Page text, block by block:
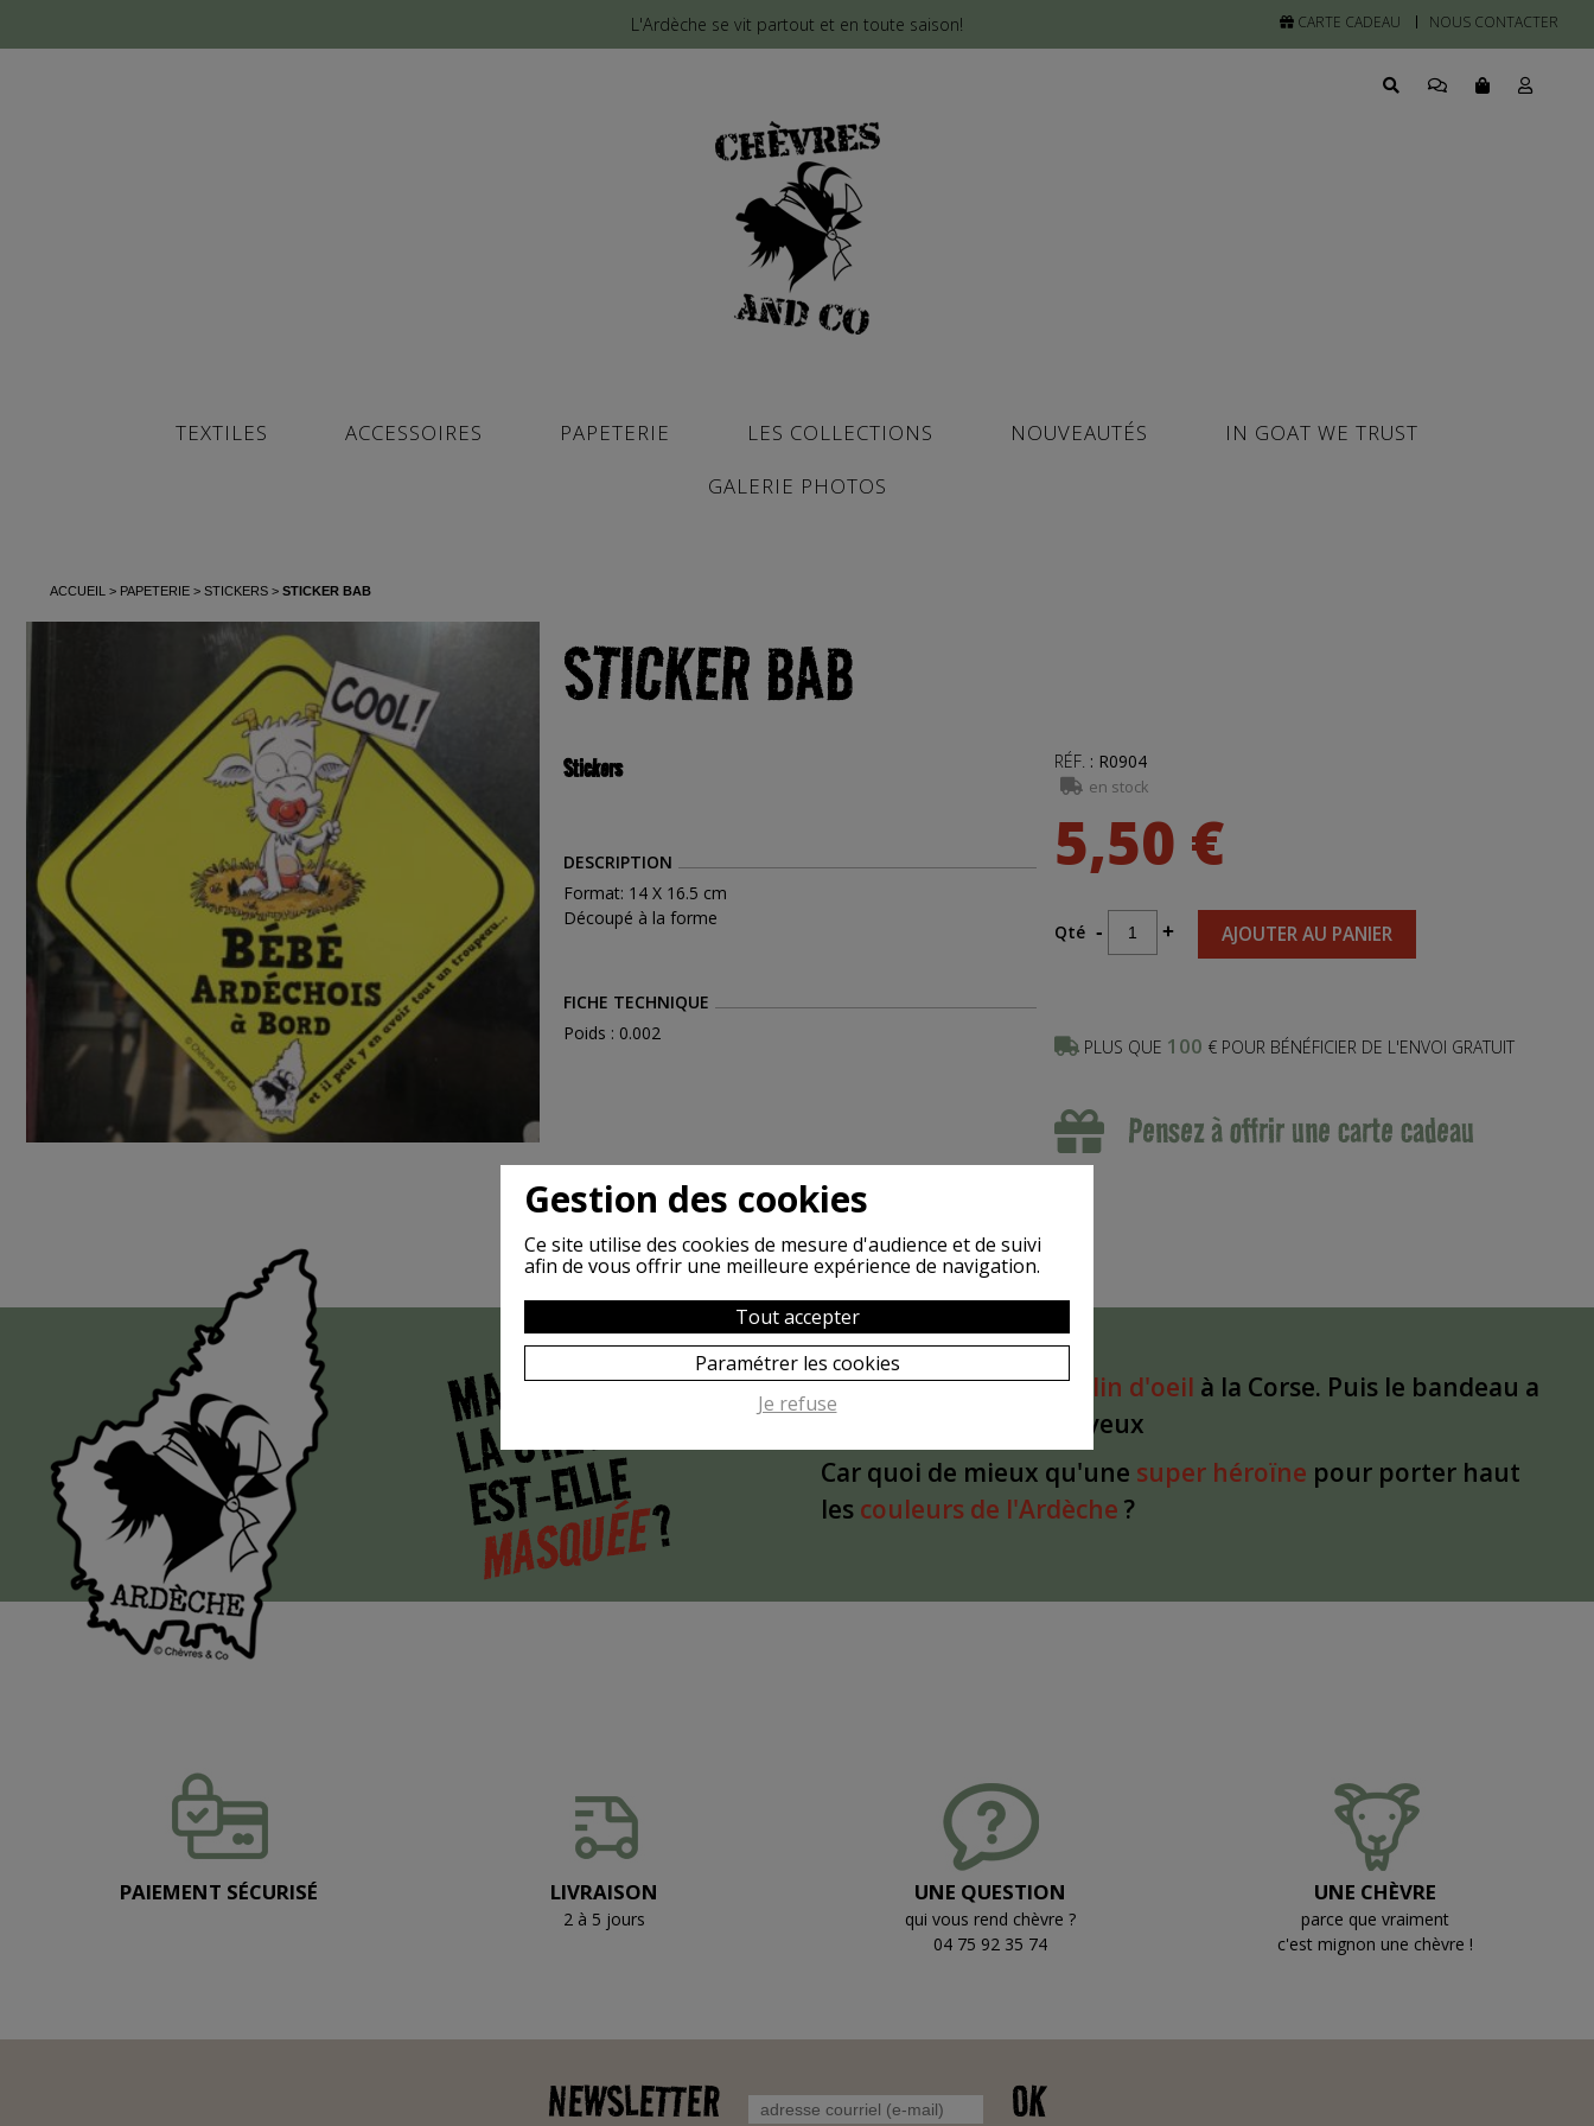
L'Ardèche se vit partout et en toute saison! CARTE CADEAU NOUS CONTACTER
TEXTILES ACCESSOIRES PAPETERIE LES COLLECTIONS NOUVEAUTÉS
IN GOAT WE TRUST
GALERIE PHOTOS
ACCUEIL PAPETERIE STICKERS STICKER BAB
STICKER BAB
RÉF. : R0904
en stock
5,50 €
Qté - + AJOUTER AU PANIER
PLUS QUE 100 € POUR BÉNÉFICIER DE L'ENVOI GRATUIT
Pensez à offrir une carte cadeau
Stickers
DESCRIPTION
Format: 14 X 16.5 cm
Découpé à la forme
FICHE TECHNIQUE
Poids : 0.002
MAISPOURQUOI
LA CHÈVRE
EST-ELLE
MASQUÉE?
L'idée est partie d'un clin d'oeil à la Corse. Puis le bandeau a
glissé du front sur les yeux
Car quoi de mieux qu'une super héroïne pour porter haut
les couleurs de l'Ardèche ?
PAIEMENT SÉCURISÉ LIVRAISON
2 à 5 jours
UNE QUESTION
qui vous rend chèvre ?
04 75 92 35 74
UNE CHÈVRE
parce que vraiment
c'est mignon une chèvre !
NEWSLETTER OK
Gestion des cookies
Ce site utilise des cookies de mesure d'audience et de suivi
afin de vous offrir une meilleure expérience de navigation.
Tout accepter
Paramétrer les cookies
Je refuse